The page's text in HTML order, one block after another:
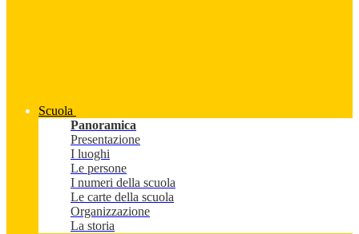
Scuola
Panoramica
Presentazione
I luoghi
Le persone
I numeri della scuola
Le carte della scuola
Organizzazione
La storia